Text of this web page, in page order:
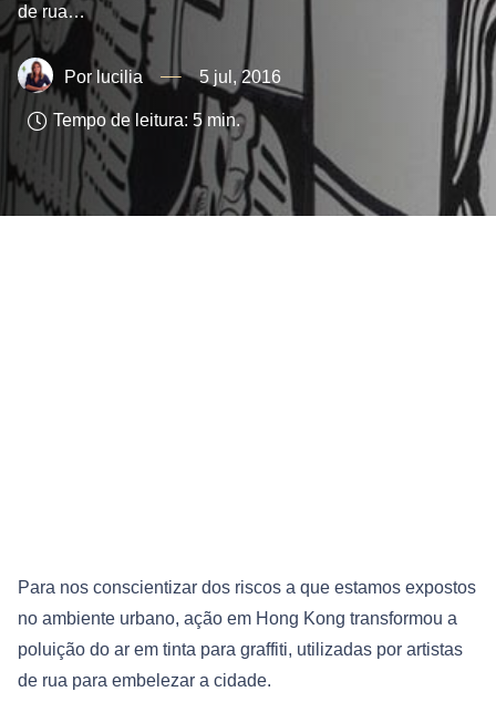
de rua…
lucilia 5 jul, 2016
Tempo de leitura: 5 min.
Para nos conscientizar dos riscos a que estamos expostos
no ambiente urbano, ação em Hong Kong transformou a
poluição do ar em tinta para graffiti, utilizadas por artistas
de rua para embelezar a cidade.